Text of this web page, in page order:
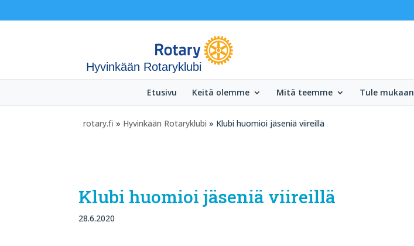
Hyvinkään Rotaryklubi
Etusivu Keitä olemme Mitä teemme Tule mukaan
rotary.fi » Hyvinkään Rotaryklubi » Klubi huomioi jäseniä viireillä
Klubi huomioi jäseniä viireillä
28.6.2020